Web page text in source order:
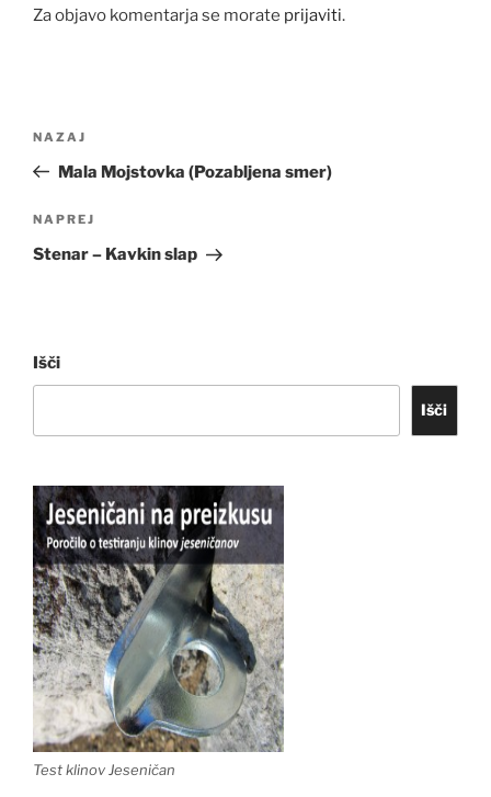
Za objavo komentarja se morate prijaviti.
Prejšnji
prispevek
NAZAJ
Mala Mojstovka (Pozabljena smer)
Naslednji
prispevek
NAPREJ
Stenar – Kavkin slap
Išči
Išči
Test klinov Jeseničan